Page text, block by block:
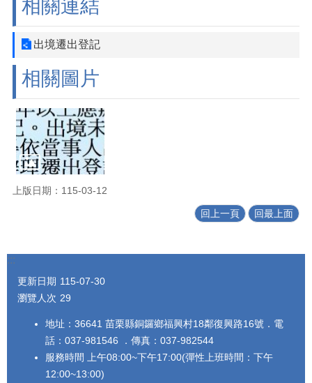
相關連結
出境遷出登記
相關圖片
上版日期：115-03-12
回上一頁 回最上面
:::
更新日期 115-07-30
瀏覽人次 29
地址：36641 苗栗縣銅鑼鄉福興村18鄰復興路16號．電
話：037-981546 ．傳真：037-982544
服務時間 上午08:00~下午17:00(彈性上班時間：下午
12:00~13:00)